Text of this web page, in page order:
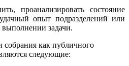
проанализировать состояние
опыт подразделений или
задачи.
как публичного
следующие: